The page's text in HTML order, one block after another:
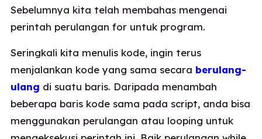
Sebelumnya kita telah membahas mengenai
perintah perulangan for untuk program.
Seringkali kita menulis kode, ingin terus
menjalankan kode yang sama secara berulang-
ulang di suatu baris. Daripada menambah
beberapa baris kode sama pada script, anda bisa
menggunakan perulangan atau looping untuk